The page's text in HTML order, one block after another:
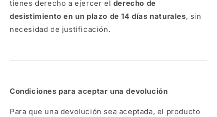
tienes derecho a ejercer el derecho de
desistimiento en un plazo de 14 días naturales, sin
necesidad de justificación.
Condiciones para aceptar una devolución
Para que una devolución sea aceptada, el producto